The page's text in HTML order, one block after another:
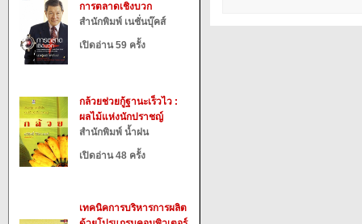
การตลาดเชิงบวก
สำนักพิมพ์ เนชั่นบุ๊คส์
เปิดอ่าน 59 ครั้ง
กล้วยช่วยกู้ฐานะเร็วไว :
ผลไม้แห่งนักปราชญ์
สำนักพิมพ์ น้ำฝน
เปิดอ่าน 48 ครั้ง
เทคนิคการบริหารการผลิต